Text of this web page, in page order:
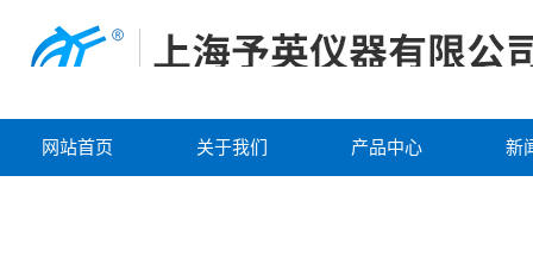
网站首页 关于我们 产品中心 新